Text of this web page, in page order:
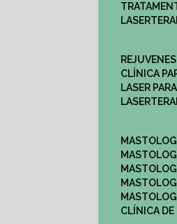
CLÍNICA
LASER
CLÍNICA